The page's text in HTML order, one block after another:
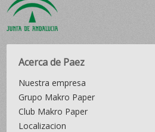
Acerca de Paez
Nuestra empresa
Grupo Makro Paper
Club Makro Paper
Localizacion